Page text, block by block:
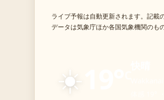
ライブ予報は自動更新されます。記載
データは気象庁ほか各国気象機関のも
☀️